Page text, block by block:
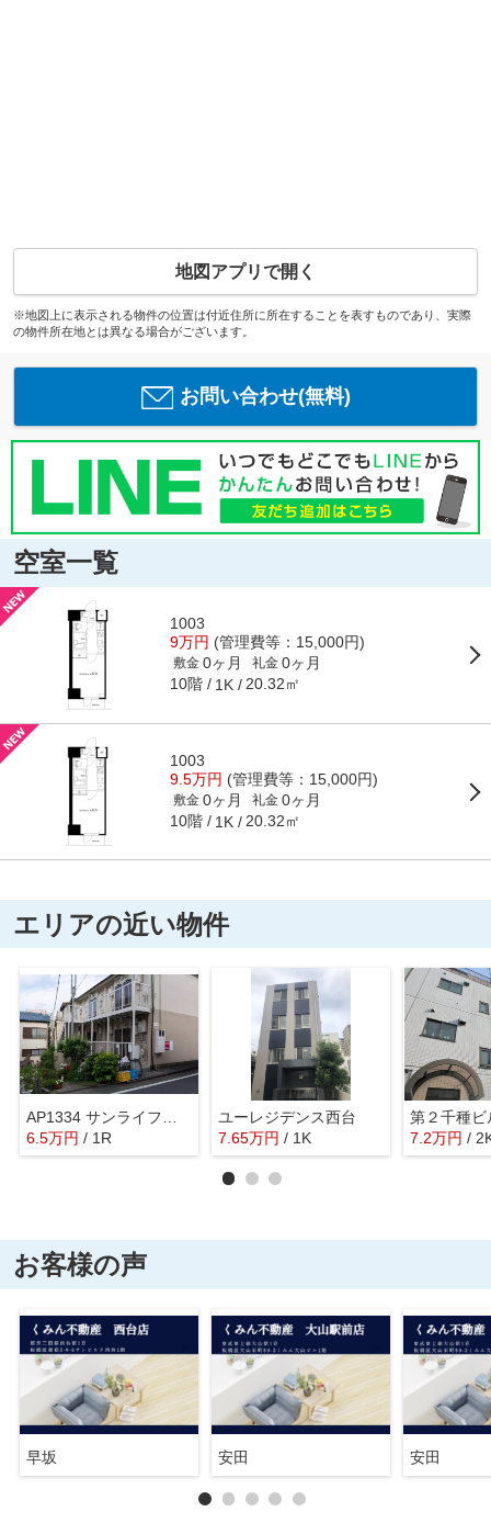
地図アプリで開く
※地図上に表示される物件の位置は付近住所に所在することを表すものであり、実際
の物件所在地とは異なる場合がございます。
お問い合わせ(無料)
空室一覧
1003
9万円 (管理費等：15,000円)
敷金 0ヶ月 礼金 0ヶ月
10階 1K 20.32㎡
1003
9.5万円 (管理費等：15,000円)
敷金 0ヶ月 礼金 0ヶ月
10階 1K 20.32㎡
エリアの近い物件
6.5万円 / 1R
ユーレジデンス西台
7.65万円 / 1K
第２千種ビ
7.2万円 /
お客様の声
早坂 安田 安田